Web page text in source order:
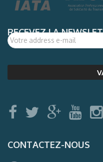
RECEVEZ LA
CONTACTEZ-NOUS